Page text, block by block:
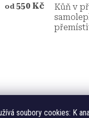
soubory cookies: K
od 550 Kč
Kůň v